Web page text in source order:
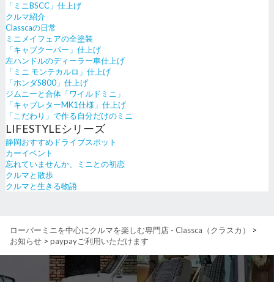
「ミニBSCC」仕上げ
クルマ紹介
Classcaの日常
ミニメイフェアの全塗装
「キャブクーパー」仕上げ
左ハンドルのディーラー車仕上げ
「ミニ モンテカルロ」仕上げ
「ホンダS800」仕上げ
ジムニーと合体「ワイルドミニ」
「キャブレターMK1仕様」仕上げ
「こだわり」で作る自分だけのミニ
LIFESTYLEシリーズ
静岡おすすめドライブスポット
カーイベント
忘れていませんか、ミニとの初恋
クルマと散歩
クルマと生きる物語
ローバーミニを中心にクルマを楽しむ専門店 - Classca（クラスカ）
>
お知らせ > paypayご利用いただけます